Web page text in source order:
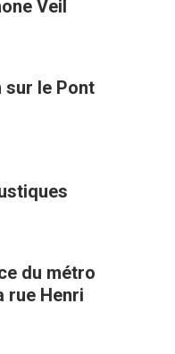
Veil
sur le Pont
du métro
rue Henri